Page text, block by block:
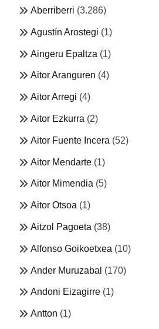
Aberriberri (3.286)
Agustín Arostegi (1)
Aingeru Epaltza (1)
Aitor Aranguren (4)
Aitor Arregi (4)
Aitor Ezkurra (2)
Aitor Fuente Incera (52)
Aitor Mendarte (1)
Aitor Mimendia (5)
Aitor Otsoa (1)
Aitzol Pagoeta (38)
Alfonso Goikoetxea (10)
Ander Muruzabal (170)
Andoni Eizagirre (1)
Antton (1)